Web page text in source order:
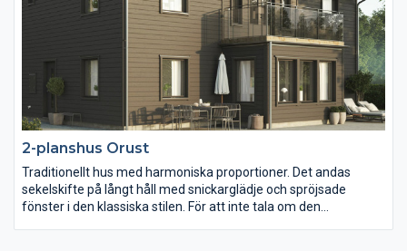
2-planshus Orust
Traditionellt hus med harmoniska proportioner. Det andas
sekelskifte på långt håll med snickarglädje och spröjsade
fönster i den klassiska stilen. För att inte tala om den